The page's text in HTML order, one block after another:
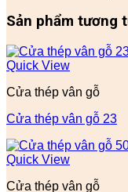
Sản phẩm tương
Quick View
Cửa thép vân gỗ
Cửa thép vân gỗ 23
Quick View
Cửa thép vân gỗ